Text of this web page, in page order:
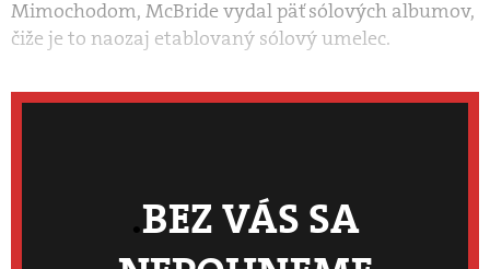
Mimochodom, McBride vydal päť sólových albumov,
čiže je to naozaj etablovaný sólový umelec.
BEZ VÁS SA